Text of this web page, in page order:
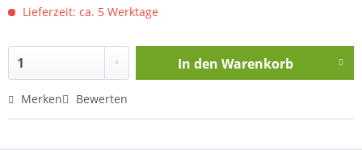
Lieferzeit: ca. 5 Werktage
In den Warenkorb
Merken Bewerten